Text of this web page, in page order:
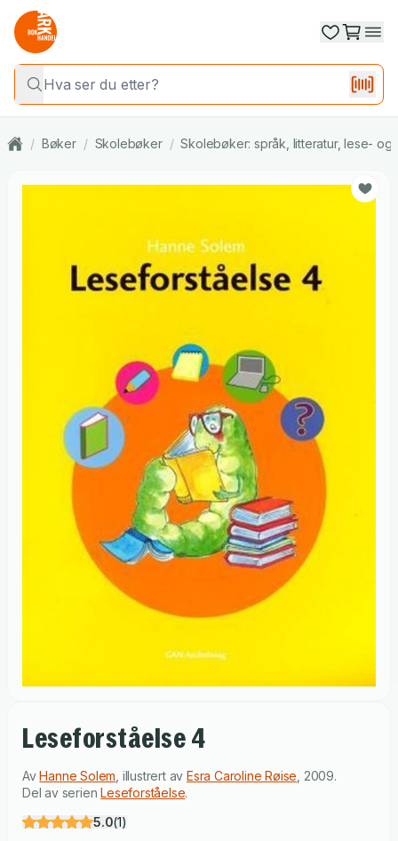
/ Bøker / Skolebøker / Skolebøker: språk, litteratur, lese-
Leseforståelse 4
AvHanne Solem illustrert avEsra Caroline Røise 2009.
Del av serienLeseforståelse.
5.0(1)